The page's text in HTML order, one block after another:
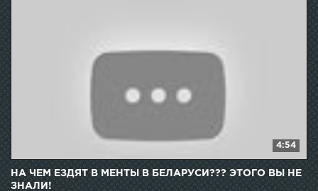
4:54
НА ЧЕМ ЕЗДЯТ В МЕНТЫ В БЕЛАРУСИ??? ЭТОГО ВЫ НЕ
ЗНАЛИ!